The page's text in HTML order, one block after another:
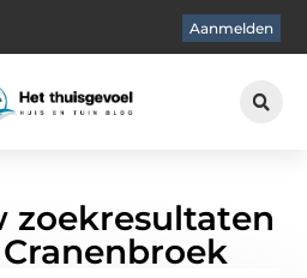
Aanmelden
zoekresultaten